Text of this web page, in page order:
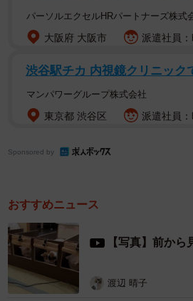
パーソルエクセルHRパートナーズ株式
大阪府 大阪市 派遣社員
渋谷駅チカ 内視鏡クリニック
マンパワーグループ株式会社
東京都 渋谷区 派遣社員
Sponsored by
おすすめニュース
【写真】前か
渡辺 晴子